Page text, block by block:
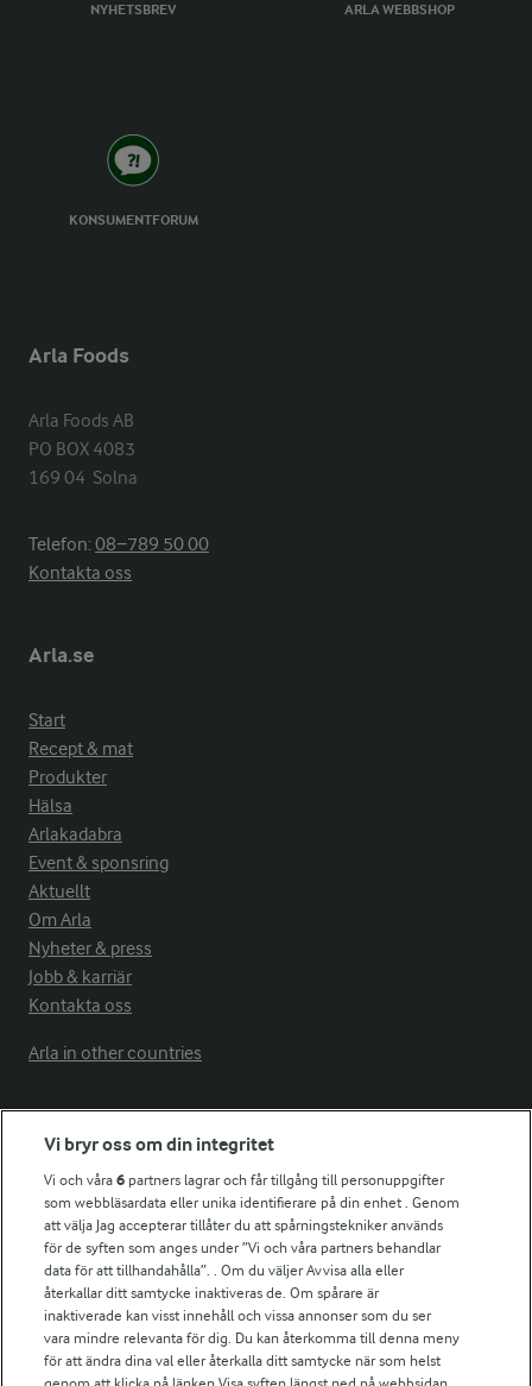
NYHETSBREV ARLA WEBBSHOP
KONSUMENTFORUM
Arla Foods
Arla Foods AB
PO BOX 4083
169 04  Solna
Telefon:08−789 50 00
Kontakta oss
Arla.se
Start
Recept & mat
Produkter
Hälsa
Arlakadabra
Event & sponsring
Aktuellt
Om Arla
Nyheter & press
Jobb & karriär
Kontakta oss
Arla in other countries
Fler Arlasajter
För ägare
Arlas kundportal
Arla.com
Falbygdens Ost
Arla webbshop
Bildbank
Vi bryr oss om din integritet
Vi och våra6 partners lagrar och får tillgång till personuppgifter
som webbläsardata eller unika identifierare på din enhet . Genom
att välja Jag accepterar tillåter du att spårningstekniker används
för de syften som anges under ”Vi och våra partners behandlar
data för att tillhandahålla”. . Om du väljer Avvisa alla eller
återkallar ditt samtycke inaktiveras de. Om spårare är
inaktiverade kan visst innehåll och vissa annonser som du ser
vara mindre relevanta för dig. Du kan återkomma till denna meny
för att ändra dina val eller återkalla ditt samtycke när som helst